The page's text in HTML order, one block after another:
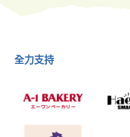
會員活動專區及Ｕ
香港經濟日報集團
公允。
如有任何爭議，U
全力支持